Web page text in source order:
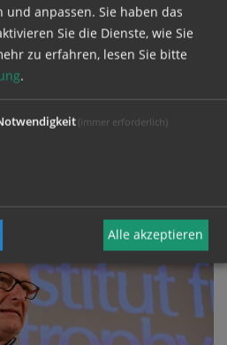
nachhaltig aufgestellt"
Alexander Bodmann im
anpassen. Sie haben das
Sie die Dienste, wie Sie
zu erfahren, lesen Sie bitte
.
(immer erforderlich)
Alle akzeptieren